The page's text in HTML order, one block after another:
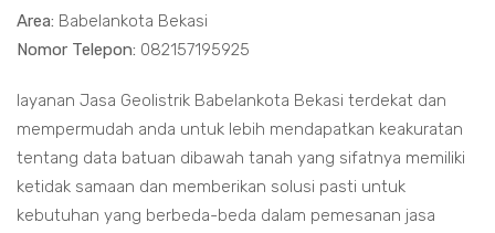
Area: Babelankota Bekasi
Nomor Telepon: 082157195925
layanan Jasa Geolistrik Babelankota Bekasi terdekat dan
mempermudah anda untuk lebih mendapatkan keakuratan
tentang data batuan dibawah tanah yang sifatnya memiliki
ketidak samaan dan memberikan solusi pasti untuk
kebutuhan yang berbeda-beda dalam pemesanan jasa